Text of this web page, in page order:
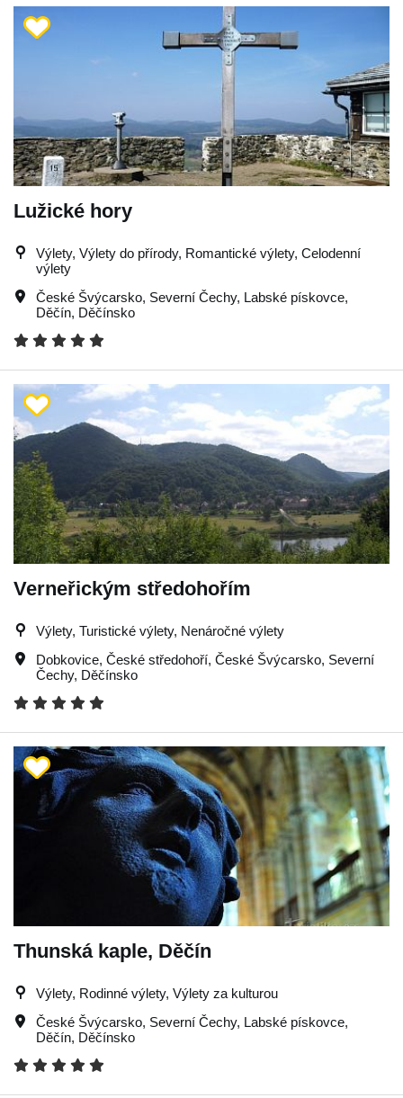
Lužické hory
Výlety, Výlety do přírody, Romantické výlety, Celodenní
výlety
České Švýcarsko, Severní Čechy, Labské pískovce,
Děčín, Děčínsko
Verneřickým středohořím
Výlety, Turistické výlety, Nenáročné výlety
Dobkovice, České středohoří, České Švýcarsko, Severní
Čechy, Děčínsko
Thunská kaple, Děčín
Výlety, Rodinné výlety, Výlety za kulturou
České Švýcarsko, Severní Čechy, Labské pískovce,
Děčín, Děčínsko